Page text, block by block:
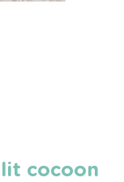
cocoon